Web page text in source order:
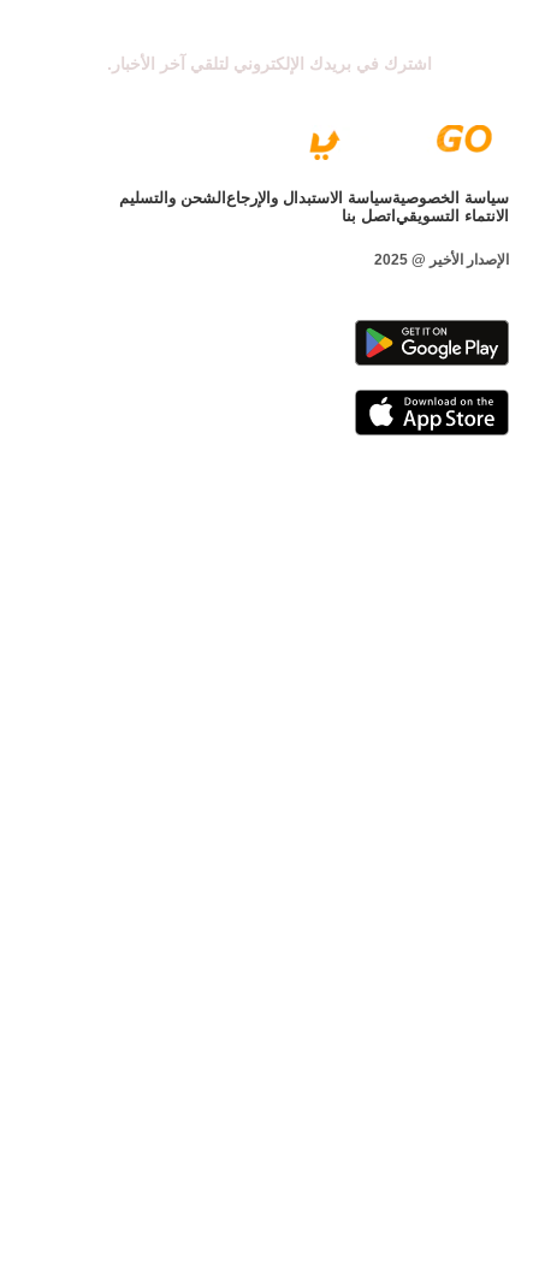
اشترك في بريدك الإلكتروني لتلقي آخر الأخبار.
سياسة الخصوصيةسياسة الاستبدال والإرجاع الشحن والتسليم
الانتماء التسويقي اتصل بنا
الإصدار الأخير @ 2025